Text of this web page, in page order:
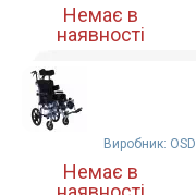
Немає в
наявності
Виробник: OSD
Немає в